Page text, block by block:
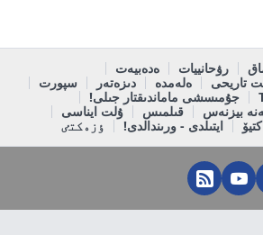
رۋحانييات
ەدەبيەت
تاريحى ەلەمدە دىزەتەر
سپورت
جۇمىسشى ماماندىقتار جىلى!
بيزنەس قىلمىس
ۇلت ايناسى
ايتىلدى - ورىندالدى! ٶزەكتٸ